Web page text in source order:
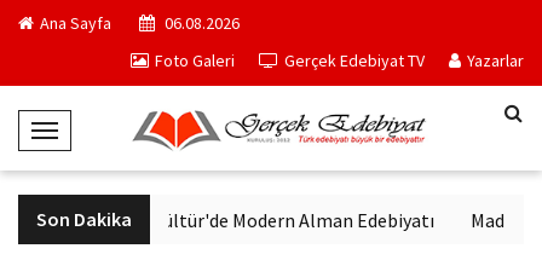
Ana Sayfa
06.08.2026
Foto Galeri
Gerçek Edebiyat TV Yazarlar
T
o
g
g
Son Dakika
VakıfBank Kültür'de Modern Alman Edebiyatı Madrid